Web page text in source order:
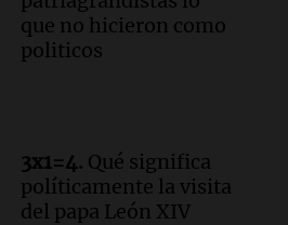
que no hicieron como
politicos
3x1=4. Qué significa
políticamente la visita
del papa León XIV